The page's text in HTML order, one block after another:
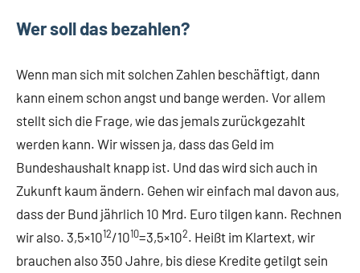
Wer soll das bezahlen?
Wenn man sich mit solchen Zahlen beschäftigt, dann
kann einem schon angst und bange werden. Vor allem
stellt sich die Frage, wie das jemals zurückgezahlt
werden kann. Wir wissen ja, dass das Geld im
Bundeshaushalt knapp ist. Und das wird sich auch in
Zukunft kaum ändern. Gehen wir einfach mal davon aus,
dass der Bund jährlich 10 Mrd. Euro tilgen kann. Rechnen
wir also. 3,5×1012/1010=3,5×102. Heißt im Klartext, wir
brauchen also 350 Jahre, bis diese Kredite getilgt sein